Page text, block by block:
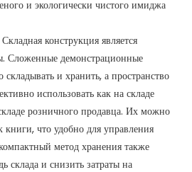
и экологически чистого имиджа
Складная конструкция является
Сложенные демонстрационные
и хранить, а пространство
использовать как на складе
розничного продавца. Их можно
книги, что удобно для управления
метод хранения также
склада и снизить затраты на